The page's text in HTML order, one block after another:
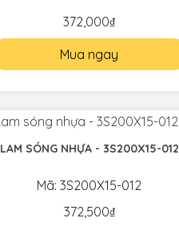
372,000₫
Mua ngay
LAM SÓNG NHỰA - 3S200X15-012
Mã: 3S200X15-012
372,500₫